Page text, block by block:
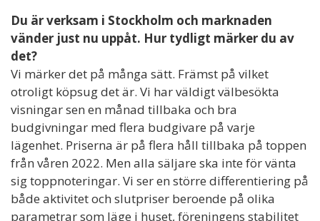
Du är verksam i Stockholm och marknaden
vänder just nu uppåt. Hur tydligt märker du av
det?
Vi märker det på många sätt. Främst på vilket
otroligt köpsug det är. Vi har väldigt välbesökta
visningar sen en månad tillbaka och bra
budgivningar med flera budgivare på varje
lägenhet. Priserna är på flera håll tillbaka på toppen
från våren 2022. Men alla säljare ska inte för vänta
sig toppnoteringar. Vi ser en större differentiering på
både aktivitet och slutpriser beroende på olika
parametrar som läge i huset, föreningens stabilitet